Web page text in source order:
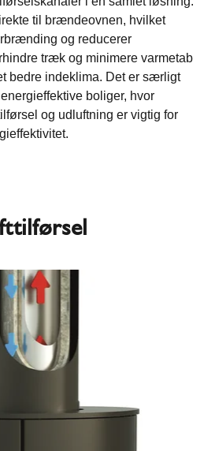
til brændeovnen, hvilket
og reducerer
træk og minimere varmetab
bedre indeklima. Det er særligt
boliger, hvor
og udluftning er vigtig for